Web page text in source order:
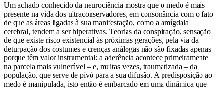
Um achado conhecido da neurociência mostra que o medo é mais
presente na vida dos ultraconservadores, em consonância com o fato
de que as áreas ligadas à sua manifestação, como a amígdala
cerebral, tendem a ser hiperativas. Teorias da conspiração, sensação
de que existe risco existencial às próximas gerações, pela via da
deturpação dos costumes e crenças análogas não são fixadas apenas
porque têm valor instrumental: a aderência acontece primeiramente
na parcela mais vulnerável – e, muitas vezes, traumatizada – da
população, que serve de pivô para a sua difusão. A predisposição ao
medo é manipulada, isto então é embarcado em uma dinâmica que